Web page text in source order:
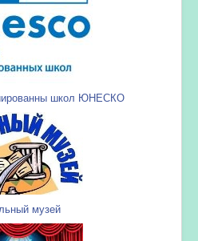
школ ЮНЕСКО
музей